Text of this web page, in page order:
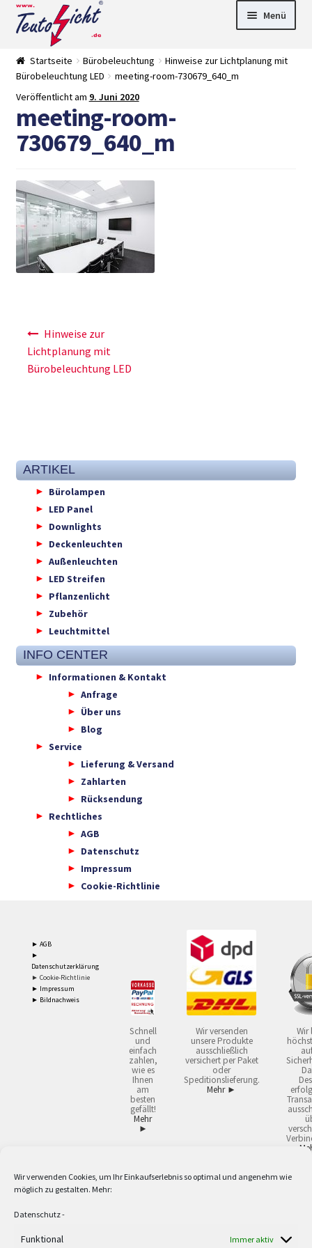
Wir verwenden Cookies, um Ihr Einkaufserlebnis so optimal und angenehm wie
möglich zu gestalten. Mehr:
Datenschutz-
Funktional Immer aktiv
Zur
Navigation
springen
Springe
zum
Menü
► LED Panel
►
Pflanzenlich
►
Startseite Bürobeleuchtung
Hinweise zur Lichtplanung mit
Bürobeleuchtung LED
meeting-room-730679_640_m
Veröffentlicht am 9. Juni 2020
meeting-room-
730679_640_m
Hinweise zur
Lichtplanung mit
Bürobeleuchtung LED
ARTIKEL
Bürolampen
LED Panel
Downlights
Deckenleuchten
Außenleuchten
LED Streifen
Pflanzenlicht
Zubehör
Leuchtmittel
INFO CENTER
Informationen & Kontakt
Anfrage
Über uns
Blog
Service
Lieferung & Versand
Zahlarten
Rücksendung
Rechtliches
AGB
Datenschutz
Impressum
Cookie-Richtlinie
► AGB
►
Datenschutzerklärung
► Cookie-Richtlinie
► Impressum
► Bildnachweis
Schnell
und
einfach
zahlen,
wie es
Ihnen
am
besten
gefällt!
Mehr
►
Wir versenden
unsere Produkte
ausschließlich
versichert per Paket
oder
Speditionslieferung.
Mehr ►
Wir
Lieferzeiten gelten mit Express-24.
Versandkostenfrei ab 59,90 € Nettowarenwert. Inseln ausgenommen. Unsere
Berufe zur Verwendung in der selbständigen, beruflichen oder gewerblichen